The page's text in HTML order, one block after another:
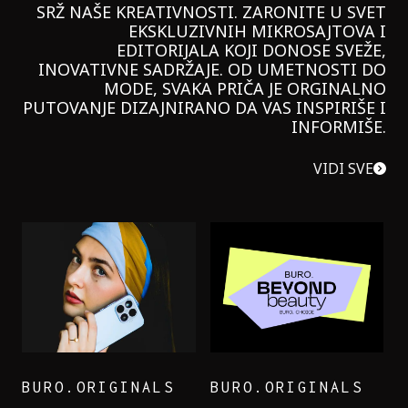
SRŽ NAŠE KREATIVNOSTI. ZARONITE U SVET
EKSKLUZIVNIH MIKROSAJTOVA I
EDITORIJALA KOJI DONOSE SVEŽE,
INOVATIVNE SADRŽAJE. OD UMETNOSTI DO
MODE, SVAKA PRIČA JE ORGINALNO
PUTOVANJE DIZAJNIRANO DA VAS INSPIRIŠE I
INFORMIŠE.
VIDI SVE